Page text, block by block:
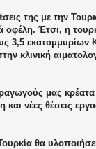
της με την
οφέλη. Έτσι, η
3,5 εκατομμυρίων
κλινική
μας κρέατα
και νέες θέσεις
θα